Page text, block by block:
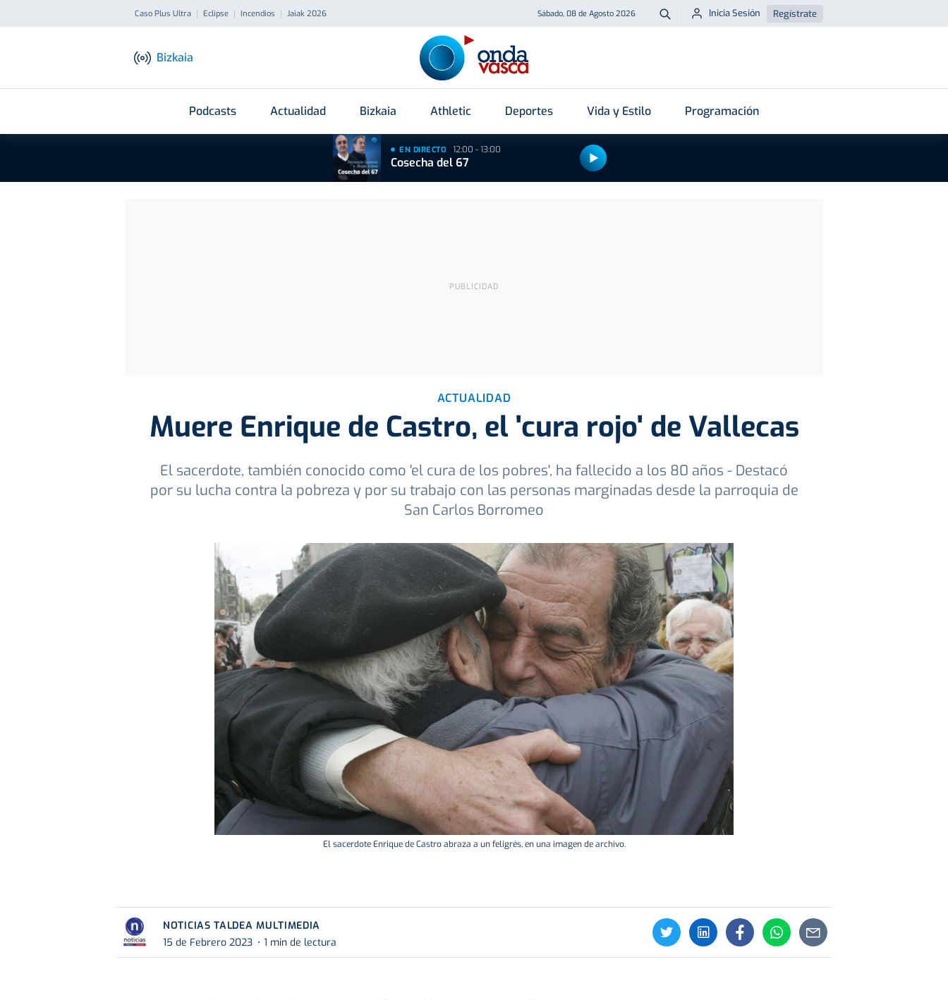
Caso Plus Ultra Eclipse Incendios Jaiak 2026 Sábado, 08 de Agosto 2026 Buscar
Inicia Sesión Regístrate
Bizkaia
Podcasts Actualidad Bizkaia Athletic Deportes Vida y Estilo Programación
EN DIRECTO 12:00 - 13:00
Cosecha del 67
ACTUALIDAD
Muere Enrique de Castro, el 'cura rojo' de Vallecas
El sacerdote, también conocido como 'el cura de los pobres', ha fallecido a los 80 años - Destacó
por su lucha contra la pobreza y por su trabajo con las personas marginadas desde la parroquia de
San Carlos Borromeo
El sacerdote Enrique de Castro abraza a un feligrés, en una imagen de archivo.
NOTICIAS TALDEA MULTIMEDIA
15 de Febrero 2023
1 min de lectura